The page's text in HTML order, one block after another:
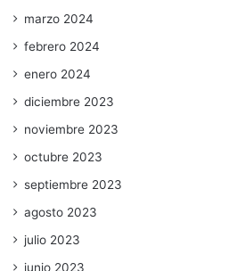
marzo 2024
febrero 2024
enero 2024
diciembre 2023
noviembre 2023
octubre 2023
septiembre 2023
agosto 2023
julio 2023
junio 2023